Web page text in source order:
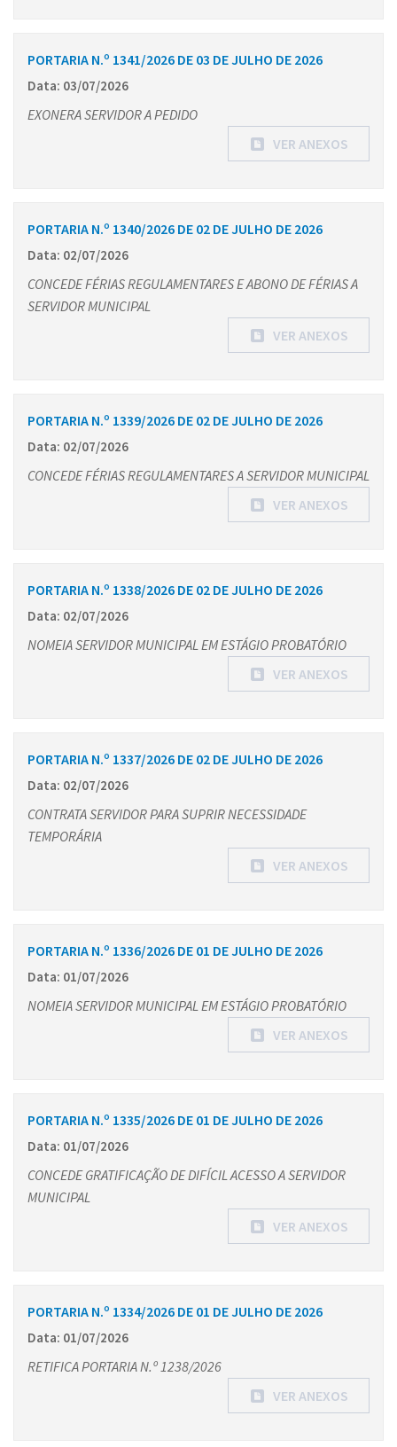
PORTARIA N.º 1341/2026 DE 03 DE JULHO DE 2026
Data: 03/07/2026
EXONERA SERVIDOR A PEDIDO
VER ANEXOS
PORTARIA N.º 1340/2026 DE 02 DE JULHO DE 2026
Data: 02/07/2026
CONCEDE FÉRIAS REGULAMENTARES E ABONO DE FÉRIAS A
SERVIDOR MUNICIPAL
VER ANEXOS
PORTARIA N.º 1339/2026 DE 02 DE JULHO DE 2026
Data: 02/07/2026
CONCEDE FÉRIAS REGULAMENTARES A SERVIDOR MUNICIPAL
VER ANEXOS
PORTARIA N.º 1338/2026 DE 02 DE JULHO DE 2026
Data: 02/07/2026
NOMEIA SERVIDOR MUNICIPAL EM ESTÁGIO PROBATÓRIO
VER ANEXOS
PORTARIA N.º 1337/2026 DE 02 DE JULHO DE 2026
Data: 02/07/2026
CONTRATA SERVIDOR PARA SUPRIR NECESSIDADE
TEMPORÁRIA
VER ANEXOS
PORTARIA N.º 1336/2026 DE 01 DE JULHO DE 2026
Data: 01/07/2026
NOMEIA SERVIDOR MUNICIPAL EM ESTÁGIO PROBATÓRIO
VER ANEXOS
PORTARIA N.º 1335/2026 DE 01 DE JULHO DE 2026
Data: 01/07/2026
CONCEDE GRATIFICAÇÃO DE DIFÍCIL ACESSO A SERVIDOR
MUNICIPAL
VER ANEXOS
PORTARIA N.º 1334/2026 DE 01 DE JULHO DE 2026
Data: 01/07/2026
RETIFICA PORTARIA N.º 1238/2026
VER ANEXOS